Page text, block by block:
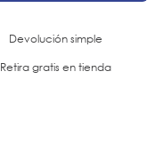
Devolución simple
Retira gratis en tienda